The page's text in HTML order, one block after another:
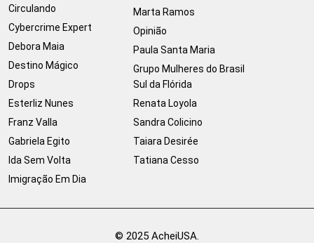
Circulando
Cybercrime Expert
Debora Maia
Destino Mágico
Drops
Esterliz Nunes
Franz Valla
Gabriela Egito
Ida Sem Volta
Imigração Em Dia
Marta Ramos
Opinião
Paula Santa Maria
Grupo Mulheres do Brasil
Sul da Flórida
Renata Loyola
Sandra Colicino
Taiara Desirée
Tatiana Cesso
© 2025 AcheiUSA.